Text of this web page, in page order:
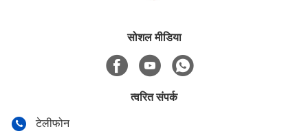
सोशल मीडिया
त्वरित संपर्क
टेलीफोन